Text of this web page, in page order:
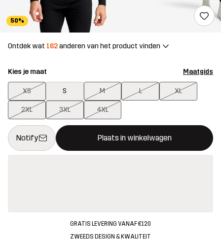
50%
Ontdek wat 162anderen van het product vinden
Kies je maat Maatgids
XS S M L XL
2XL 3XL 4XL
Notify Plaats in winkelwagen
Deze knop opent een modal met de bevestiging van een
{{size}} niet beschikbaar
GRATIS LEVERING VANAF €120
ZWEEDS DESIGN & KWALITEIT